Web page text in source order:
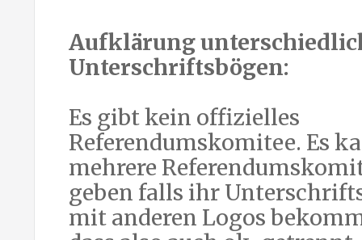
Aufklärung
Unterschriftsbögen:
Es gibt kein offizielles
Referendumskomitee. Es
mehrere
geben falls ihr
mit anderen Logos